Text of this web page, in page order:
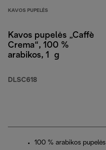
KAVOS PUPELĖS
Kavos pupelės „Caffè
Crema“, 100 %
arabikos, 1 g
DLSC618
100 % arabikos pupelės